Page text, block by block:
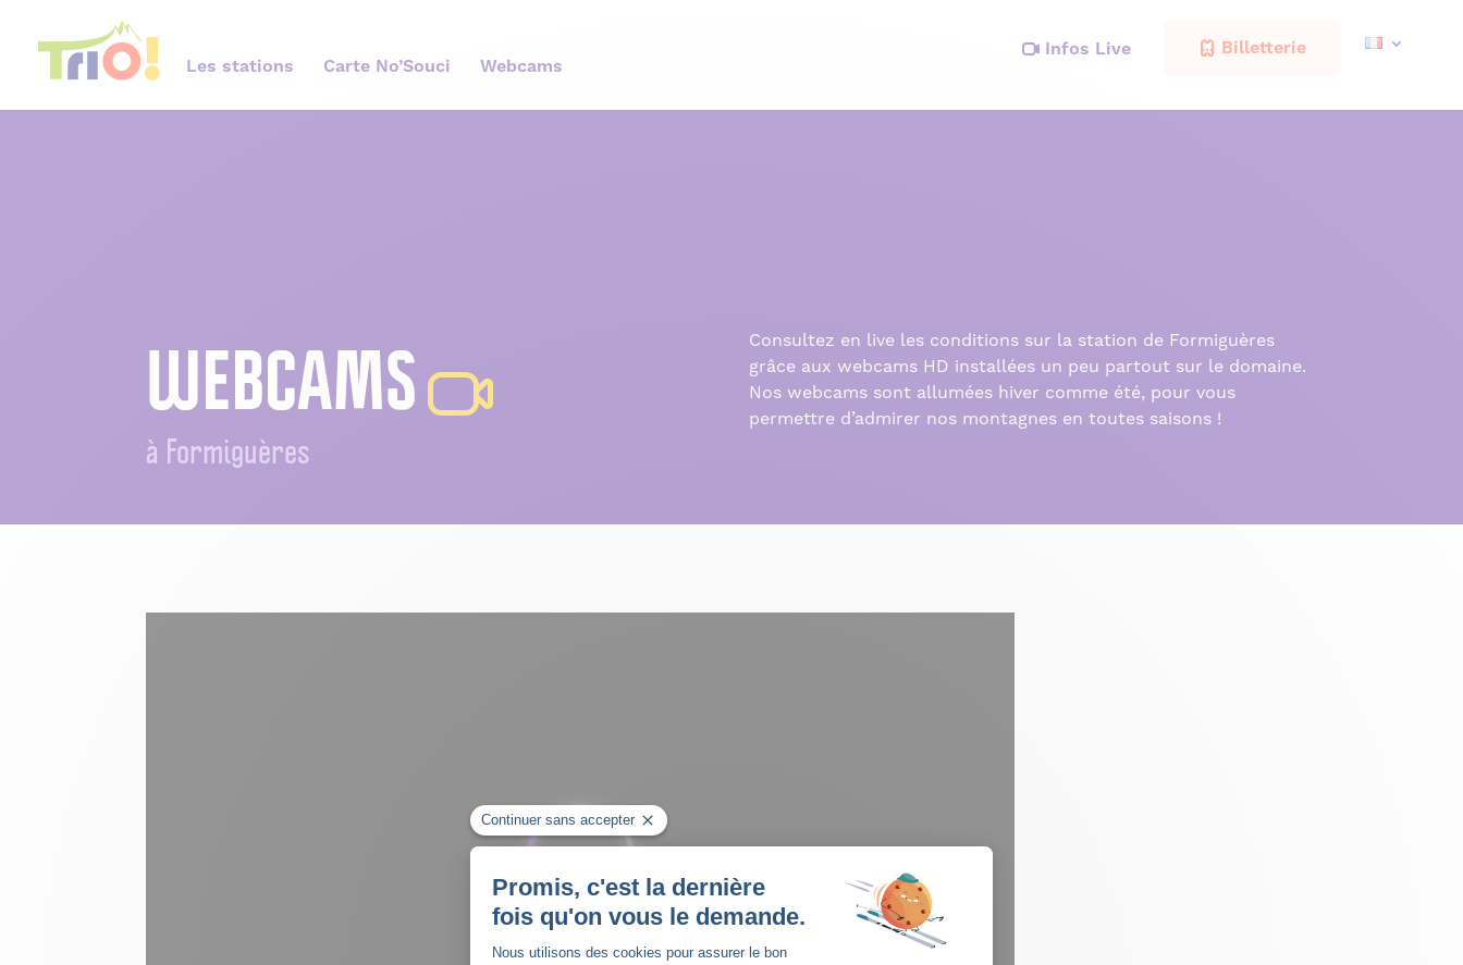
Les stations Carte No’Souci Webcams
Billetterie
Infos Live
WEBCAMS
à Formiguères
Consultez en live les conditions sur la station de Formiguères
grâce aux webcams HD installées un peu partout sur le domaine.
Nos webcams sont allumées hiver comme été, pour vous
permettre d’admirer nos montagnes en toutes saisons !